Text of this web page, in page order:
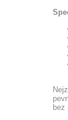
bez